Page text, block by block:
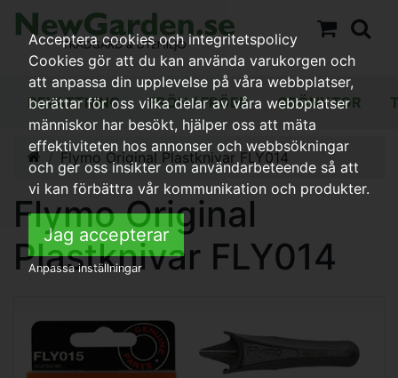
BEVATTNING FRÖN / FRÖER GRÖNYTOR
Flymo Original Plastknivar FLY014
Flymo Original
Plastknivar FLY014
Acceptera cookies och integritetspolicy
Cookies gör att du kan använda varukorgen och
att anpassa din upplevelse på våra webbplatser,
berättar för oss vilka delar av våra webbplatser
människor har besökt, hjälper oss att mäta
effektiviteten hos annonser och webbsökningar
och ger oss insikter om användarbeteende så att
vi kan förbättra vår kommunikation och produkter.
Jag accepterar
Anpassa inställningar